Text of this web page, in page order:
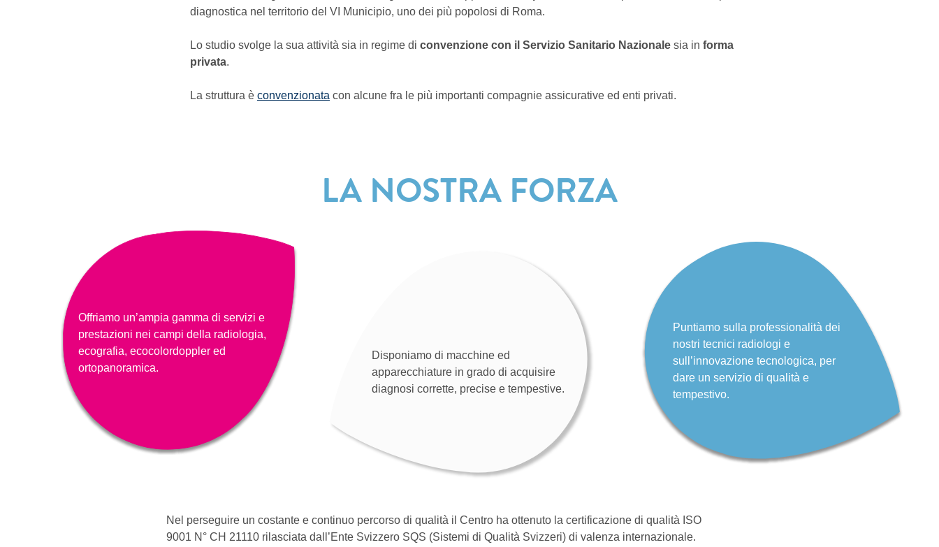
diagnostica nel territorio del VI Municipio, uno dei più popolosi di Roma.
Lo studio svolge la sua attività sia in regime di convenzione con il Servizio Sanitario Nazionale sia in forma
privata.
La struttura è convenzionata con alcune fra le più importanti compagnie assicurative ed enti privati.
LA NOSTRA FORZA
Offriamo un’ampia gamma di servizi e
prestazioni nei campi della radiologia,
ecografia, ecocolordoppler ed
ortopanoramica.
Disponiamo di macchine ed
apparecchiature in grado di acquisire
diagnosi corrette, precise e tempestive.
Puntiamo sulla professionalità dei
nostri tecnici radiologi e
sull’innovazione tecnologica, per
dare un servizio di qualità e
tempestivo.
Nel perseguire un costante e continuo percorso di qualità il Centro ha ottenuto la certificazione di qualità ISO
9001 N° CH 21110 rilasciata dall’Ente Svizzero SQS (Sistemi di Qualità Svizzeri) di valenza internazionale.